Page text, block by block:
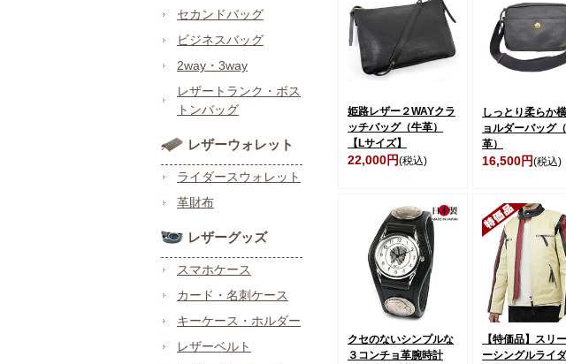
セカンドバッグ
ビジネスバッグ
2way・3way
レザートランク・ボス
トンバッグ
レザーウォレット
ライダースウォレット
革財布
レザーグッズ
スマホケース
カード・名刺ケース
キーケース・ホルダー
レザーベルト
姫路レザー２WAYクラ
ッチバッグ（牛革）
【Lサイズ】
22,000円(税込)
しっとり柔らか
ョルダーバッグ
革）
16,500円(税込)
クセのないシンプルな
３コンチョ革腕時計
【特価品】スリ
ーシングルライ